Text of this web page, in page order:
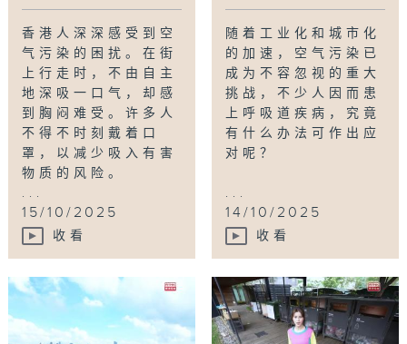
香港人深深感受到空
气污染的困扰。在街
上行走时，不由自主
地深吸一口气，却感
到胸闷难受。许多人
不得不时刻戴着口
罩，以减少吸入有害
物质的风险。
...
15/10/2025
收看
随着工业化和城市化
的加速，空气污染已
成为不容忽视的重大
挑战，不少人因而患
上呼吸道疾病，究竟
有什么办法可作出应
对呢？
...
14/10/2025
收看